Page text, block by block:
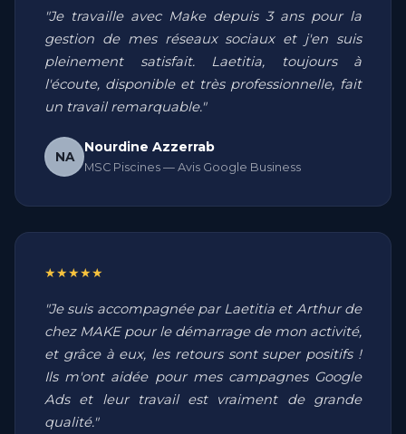
"Je travaille avec Make depuis 3 ans pour la
gestion de mes réseaux sociaux et j'en suis
pleinement satisfait. Laetitia, toujours à
l'écoute, disponible et très professionnelle, fait
un travail remarquable."
NA
Nourdine Azzerrab
MSC Piscines — Avis Google Business
★★★★★
"Je suis accompagnée par Laetitia et Arthur de
chez MAKE pour le démarrage de mon activité,
et grâce à eux, les retours sont super positifs !
Ils m'ont aidée pour mes campagnes Google
Ads et leur travail est vraiment de grande
qualité."